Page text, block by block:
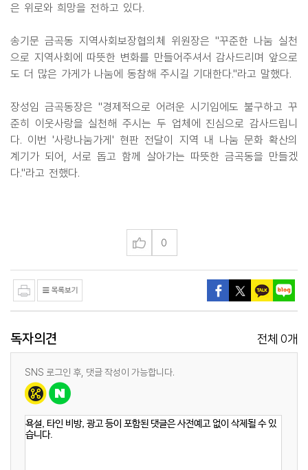
은 위로와 희망을 전하고 있다.
송기문 금곡동 지역사회보장협의체 위원장은 "꾸준한 나눔 실천
으로 지역사회에 따뜻한 변화를 만들어주셔서 감사드리며 앞으로
도 더 많은 가게가 나눔에 동참해 주시길 기대한다."라고 말했다.
장성임 금곡동장은 "경제적으로 어려운 시기임에도 불구하고 꾸
준히 이웃사랑을 실천해 주시는 두 업체에 진심으로 감사드립니
다. 이번 '사랑나눔가게' 현판 전달이 지역 내 나눔 문화 확산의
계기가 되어, 서로 돕고 함께 살아가는 따뜻한 금곡동을 만들겠
다."라고 전했다.
0
독자의견 전체 0개
SNS 로그인 후, 댓글 작성이 가능합니다.